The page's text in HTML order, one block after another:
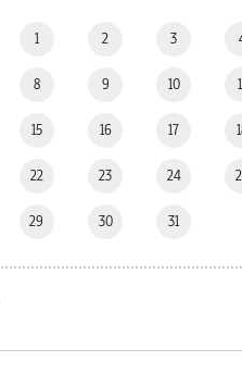
1 2 3
8 9 10
15 16 17
22 23 24
29 30 31